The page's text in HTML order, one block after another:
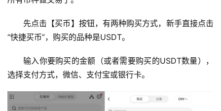
先点击【买币】按钮，有两种购买方式，新手直接点击
“快捷买币”，购买的品种是USDT。
输入你要购买的金额（或者需要购买的USDT数量），
选择支付方式，微信、支付宝或银行卡。